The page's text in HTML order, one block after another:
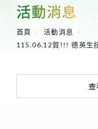
活動消息
首頁
活動消息
115.06.12賀!!! 德英生